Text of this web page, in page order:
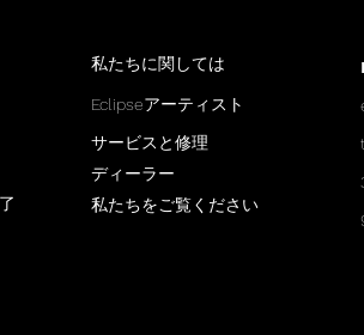
私たちに関しては
Eclipseアーティスト
サービスと修理
ディーラー
私たちをご覧ください